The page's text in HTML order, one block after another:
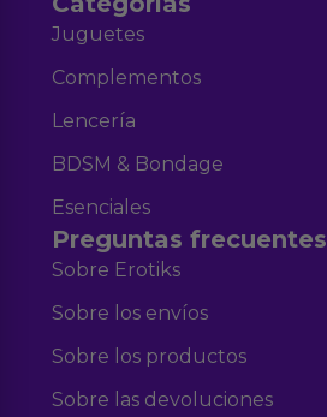
Juguetes
Complementos
Lencería
BDSM & Bondage
Esenciales
Preguntas frecuentes
Sobre Erotiks
Sobre los envíos
Sobre los productos
Sobre las devoluciones